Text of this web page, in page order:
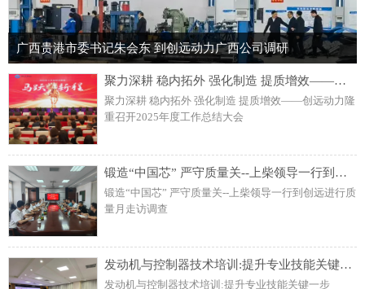
广西贵港市委书记朱会东 到创远动力广西公司调研
聚力深耕 稳内拓外 强化制造 提质增效——创远动力隆重召开2025年度工作总结大会
聚力深耕 稳内拓外 强化制造 提质增效——创远动力隆
重召开2025年度工作总结大会
锻造“中国芯” 严守质量关--上柴领导一行到创远进行质量月走访调查
锻造“中国芯” 严守质量关--上柴领导一行到创远进行质
量月走访调查
发动机与控制器技术培训:提升专业技能关键一步
发动机与控制器技术培训:提升专业技能关键一步